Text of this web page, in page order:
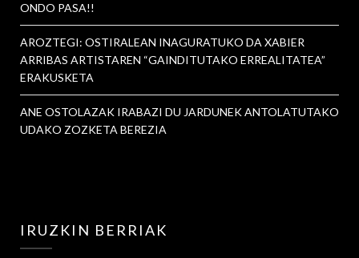
ONDO PASA!!
AROZTEGI: OSTIRALEAN INAGURATUKO DA XABIER
ARRIBAS ARTISTAREN “GAINDITUTAKO ERREALITATEA”
ERAKUSKETA
ANE OSTOLAZAK IRABAZI DU JARDUNEK ANTOLATUTAKO
UDAKO ZOZKETA BEREZIA
IRUZKIN BERRIAK